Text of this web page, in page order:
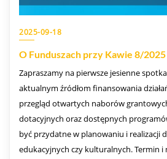
2025-09-18
O Funduszach przy Kawie 8/2025
Zapraszamy na pierwsze jesienne
aktualnym źródłom finansowania
przegląd otwartych naborów
dotacyjnych oraz dostępnych
być przydatne w planowaniu i realizacji
edukacyjnych czy kulturalnych. Termin i